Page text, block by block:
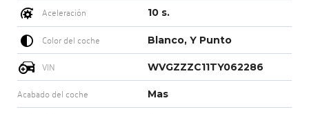
Aceleración 10 s.
Color del coche Blanco, Y Punto
VIN WVGZZZC11TY062286
Acabado del coche Mas